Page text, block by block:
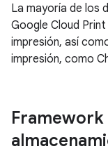
La mayoría de los
Google Cloud
impresión, así
impresión, como
Framework